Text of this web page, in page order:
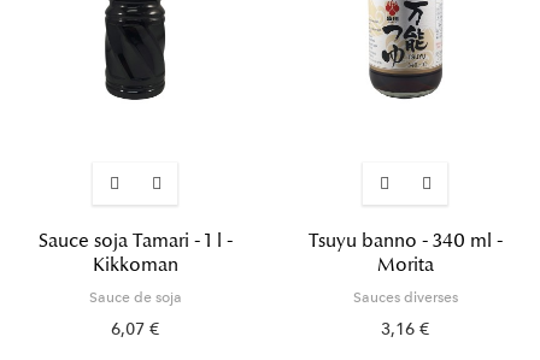
Sauce soja Tamari - 1 l -
Kikkoman
Sauce de soja
6,07 €
Tsuyu banno - 340 ml -
Morita
Sauces diverses
3,16 €